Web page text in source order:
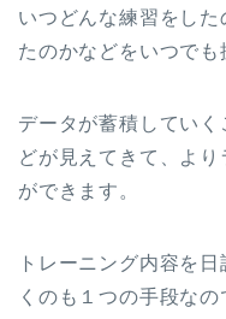
いつどんな練習をし
たのかなどをいつでも
データが蓄積してい
どが見えてきて、よ
ができます。
トレーニング内容を
くのも１つの手段な